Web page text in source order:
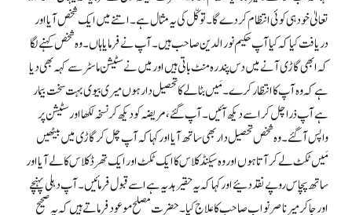
تعالیٰ خود ہی کوئی انتظام کر دے گا۔ توکّل کی یہ مثال ہے۔ اتنے میں ایک شخص آیا اور
دریافت کیا کہ کیا آپ حکیم نور الدین صاحب ہیں۔ آپ نے فرمایا ہاں۔ وہ شخص کہنے لگا
کہ ابھی گاڑی آنے میں دس پندرہ منٹ باتی ہیں اور میں نے سٹیشن ماسٹر سے کہہ بھی دیا
ہے کہ وہ آپ کا انتظار کرے۔ مَیں بٹالے کا تحصیل دار ہوں میری بیوی بہت سخت بیمار
ہے آپ ذرا چل کر اسے دیکھ آئیں۔ آپ گئے، مریضہ کو دیکھ کر نسخہ لکھا اور سٹیشن پر
واپس آ گئے۔ وہ شخص تحصیل دار بھی ساتھ آیا اور کہا کہ آپ چل کر گاڑی میں بیٹھیں
مَیں ٹکٹ لے کر آتا ہوں اور وہ سیکنڈ کلاس کا ایک ٹکٹ اور ایک تھرڈ کلاس کا لے آیا اور
ساتھ پچاس روپے نقد دئیے اور کہا کہ یہ حقیر ہدیہ ہے اسے قبول فرمائیں۔ آپ دہلی پہنچے
اور جا کر میر ناصر نواب صاحب کا علاج کیا۔ حضرت مصلح موعود فرماتے ہیں کہ یہ صحیح